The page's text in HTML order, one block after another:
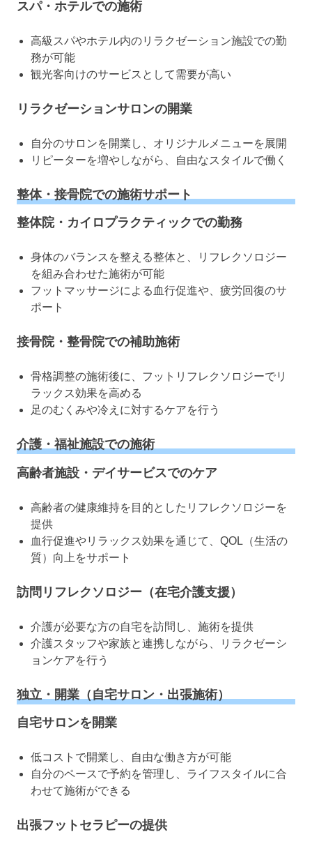
スパ・ホテルでの施術
高級スパやホテル内のリラクゼーション施設での勤
務が可能
観光客向けのサービスとして需要が高い
リラクゼーションサロンの開業
自分のサロンを開業し、オリジナルメニューを展開
リピーターを増やしながら、自由なスタイルで働く
整体・接骨院での施術サポート
整体院・カイロプラクティックでの勤務
身体のバランスを整える整体と、リフレクソロジー
を組み合わせた施術が可能
フットマッサージによる血行促進や、疲労回復のサ
ポート
接骨院・整骨院での補助施術
骨格調整の施術後に、フットリフレクソロジーでリ
ラックス効果を高める
足のむくみや冷えに対するケアを行う
介護・福祉施設での施術
高齢者施設・デイサービスでのケア
高齢者の健康維持を目的としたリフレクソロジーを
提供
血行促進やリラックス効果を通じて、QOL（生活の
質）向上をサポート
訪問リフレクソロジー（在宅介護支援）
介護が必要な方の自宅を訪問し、施術を提供
介護スタッフや家族と連携しながら、リラクゼーシ
ョンケアを行う
独立・開業（自宅サロン・出張施術）
自宅サロンを開業
低コストで開業し、自由な働き方が可能
自分のペースで予約を管理し、ライフスタイルに合
わせて施術ができる
出張フットセラピーの提供